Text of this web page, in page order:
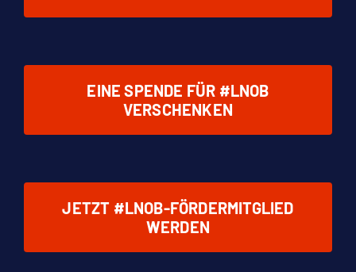
EINE SPENDE FÜR #LNOB
VERSCHENKEN
JETZT #LNOB-FÖRDERMITGLIED
WERDEN